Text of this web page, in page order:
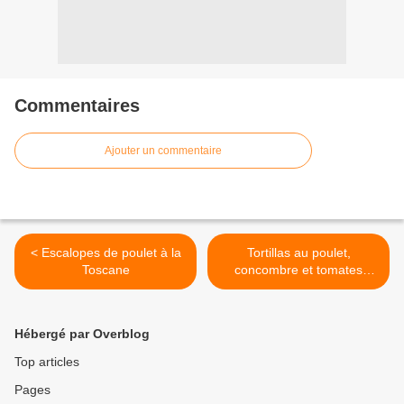
Commentaires
Ajouter un commentaire
< Escalopes de poulet à la
Toscane
Tortillas au poulet,
concombre et tomates
cerises >
Hébergé par Overblog
Top articles
Pages